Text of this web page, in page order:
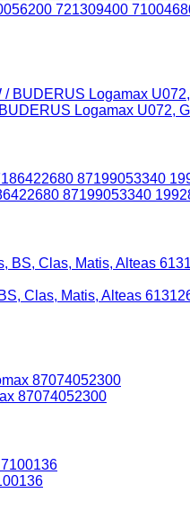
721309400
Logamax U072,
87199053340
Clas, Matis, Alteas
87074052300